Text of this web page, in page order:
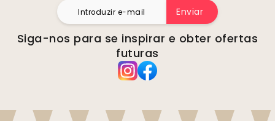
Enviar
Siga-nos para se inspirar e obter ofertas
futuras